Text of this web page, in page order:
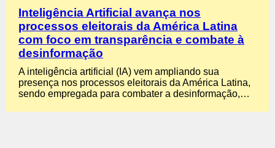
Inteligência Artificial avança nos
processos eleitorais da América Latina
com foco em transparência e combate à
desinformação
A inteligência artificial (IA) vem ampliando sua
presença nos processos eleitorais da América Latina,
sendo empregada para combater a desinformação,…